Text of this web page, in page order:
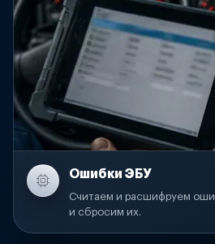
Ошибки ЭБУ
Считаем и расшифруем
и сбросим их.